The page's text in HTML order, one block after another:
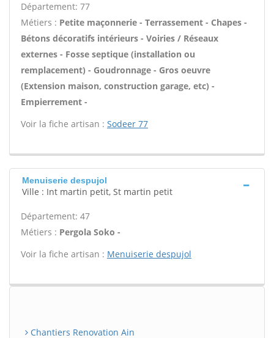
Département: 77
Métiers : Petite maçonnerie - Terrassement - Chapes -
Bétons décoratifs intérieurs - Voiries / Réseaux
externes - Fosse septique (installation ou
remplacement) - Goudronnage - Gros oeuvre
(Extension maison, construction garage, etc) -
Empierrement -
Voir la fiche artisan : Sodeer 77
Menuiserie despujol
Ville : Int martin petit, St martin petit
Département: 47
Métiers : Pergola Soko -
Voir la fiche artisan : Menuiserie despujol
Chantiers Renovation Ain